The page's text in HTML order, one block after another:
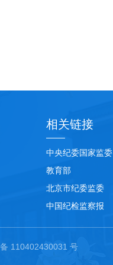
相关链接
中央纪委国家监委
教育部
北京市纪委监委
中国纪检监察报
110402430031 号